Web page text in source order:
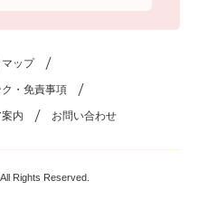
ップ
ク・免責事項
内 お問い合わせ
Rights Reserved.